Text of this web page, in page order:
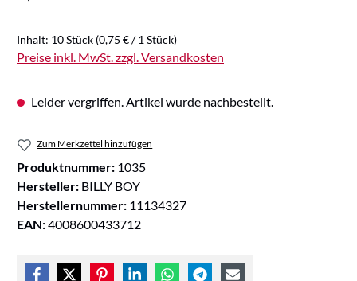
Inhalt: 10 Stück (0,75 € / 1 Stück)
Preise inkl. MwSt. zzgl. Versandkosten
Leider vergriffen. Artikel wurde nachbestellt.
Zum Merkzettel hinzufügen
Produktnummer: 1035
Hersteller: BILLY BOY
Herstellernummer: 11134327
EAN:4008600433712